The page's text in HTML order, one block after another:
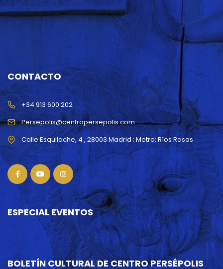
CONTACTO
Persepolis@centropersepolis.com
+34 913 600 202
ESPECIAL EVENTOS
BOLETÍN CULTURAL DE CENTRO PERSÉPOLIS